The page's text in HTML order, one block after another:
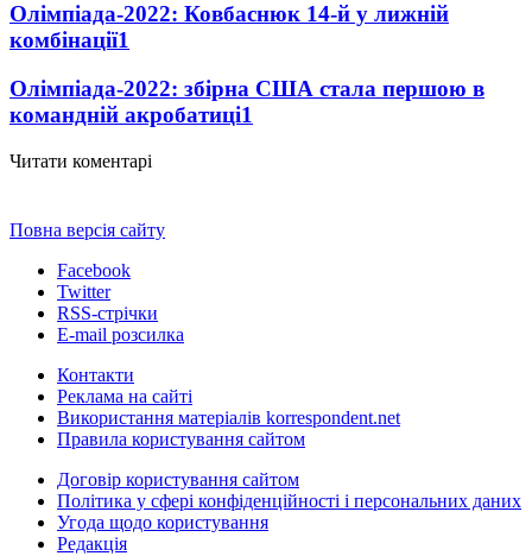
Олімпіада-2022: Ковбаснюк 14-й у лижній
комбінації1
Олімпіада-2022: збірна США стала першою в
командній акробатиці1
Читати коментарі
Повна версія сайту
Facebook
Twitter
RSS-стрічки
E-mail розсилка
Контакти
Реклама на сайті
Використання матеріалів korrespondent.net
Правила користування сайтом
Договір користування сайтом
Політика у сфері конфіденційності і персональних даних
Угода щодо користування
Редакція